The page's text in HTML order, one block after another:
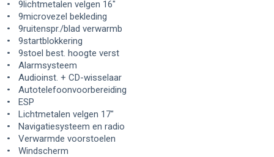
9lichtmetalen velgen 16"
9microvezel bekleding
9ruitenspr./blad verwarmb
9startblokkering
9stoel best. hoogte verst
Alarmsysteem
Audioinst. + CD-wisselaar
Autotelefoonvoorbereiding
ESP
Lichtmetalen velgen 17"
Navigatiesysteem en radio
Verwarmde voorstoelen
Windscherm